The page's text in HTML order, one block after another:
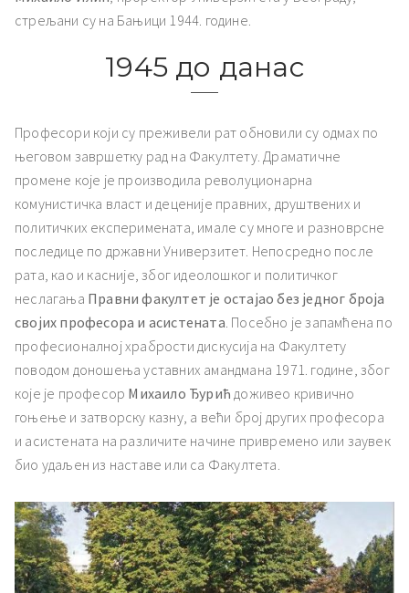
стрељани су на Бањици 1944. године.
1945 до данас
Професори који су преживели рат обновили су одмах по
његовом завршетку рад на Факултету. Драматичне
промене које је производила револуционарна
комунистичка власт и деценије правних, друштвених и
политичких експеримената, имале су многе и разноврсне
последице по државни Универзитет. Непосредно после
рата, као и касније, због идеолошког и политичког
неслагања Правни факултет је остајао без једног броја
својих професора и асистената. Посебно је запамћена по
професионалној храбрости дискусија на Факултету
поводом доношења уставних амандмана 1971. године, због
које је професор Михаило Ђурићдоживео кривично
гоњење и затворску казну, а већи број других професора
и асистената на различите начине привремено или заувек
био удаљен из наставе или са Факултета.